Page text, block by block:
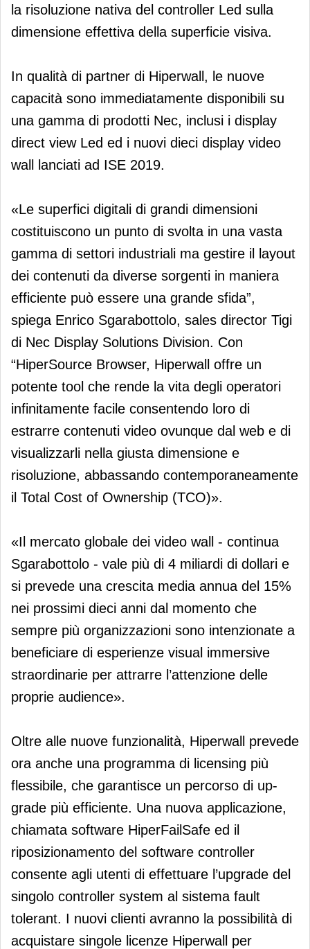
la risoluzione nativa del controller Led sulla
dimensione effettiva della superficie visiva.
In qualità di partner di Hiperwall, le nuove
capacità sono immediatamente disponibili su
una gamma di prodotti Nec, inclusi i display
direct view Led ed i nuovi dieci display video
wall lanciati ad ISE 2019.
«Le superfici digitali di grandi dimensioni
costituiscono un punto di svolta in una vasta
gamma di settori industriali ma gestire il layout
dei contenuti da diverse sorgenti in maniera
efficiente può essere una grande sfida”,
spiega Enrico Sgarabottolo, sales director Tigi
di Nec Display Solutions Division. Con
“HiperSource Browser, Hiperwall offre un
potente tool che rende la vita degli operatori
infinitamente facile consentendo loro di
estrarre contenuti video ovunque dal web e di
visualizzarli nella giusta dimensione e
risoluzione, abbassando contemporaneamente
il Total Cost of Ownership (TCO)».
«Il mercato globale dei video wall - continua
Sgarabottolo - vale più di 4 miliardi di dollari e
si prevede una crescita media annua del 15%
nei prossimi dieci anni dal momento che
sempre più organizzazioni sono intenzionate a
beneficiare di esperienze visual immersive
straordinarie per attrarre l’attenzione delle
proprie audience».
Oltre alle nuove funzionalità, Hiperwall prevede
ora anche una programma di licensing più
flessibile, che garantisce un percorso di up-
grade più efficiente. Una nuova applicazione,
chiamata software HiperFailSafe ed il
riposizionamento del software controller
consente agli utenti di effettuare l’upgrade del
singolo controller system al sistema fault
tolerant. I nuovi clienti avranno la possibilità di
acquistare singole licenze Hiperwall per